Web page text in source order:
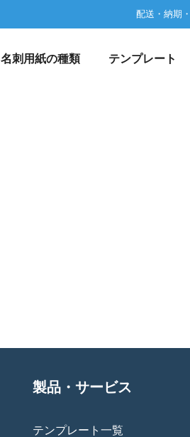
配送・納期
名刺用紙の種類 テンプレート
製品・サービス
テンプレート一覧